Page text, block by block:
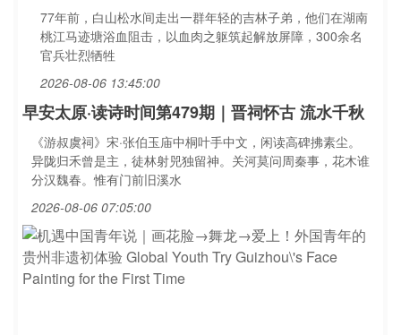
77年前，白山松水间走出一群年轻的吉林子弟，他们在湖南
桃江马迹塘浴血阻击，以血肉之躯筑起解放屏障，300余名
官兵壮烈牺牲
2026-08-06 13:45:00
早安太原·读诗时间第479期｜晋祠怀古 流水千秋
《游叔虞祠》宋·张伯玉庙中桐叶手中文，闲读高碑拂素尘。
异陇归禾曾是主，徒林射兕独留神。关河莫问周秦事，花木谁
分汉魏春。惟有门前旧溪水
2026-08-06 07:05:00